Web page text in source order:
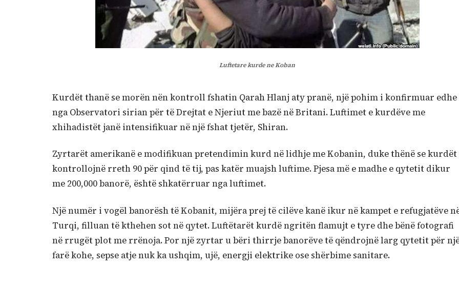
Luftetare kurde ne Koban
Kurdët thanë se morën nën kontroll fshatin Qarah Hlanj aty pranë, një pohim i konfirmuar edhe
nga Observatori sirian për të Drejtat e Njeriut me bazë në Britani. Luftimet e kurdëve me
xhihadistët janë intensifikuar në një fshat tjetër, Shiran.
Zyrtarët amerikanë e modifikuan pretendimin kurd në lidhje me Kobanin, duke thënë se kurdët
kontrollojnë rreth 90 për qind të tij, pas katër muajsh luftime. Pjesa më e madhe e qytetit dikur
me 200,000 banorë, është shkatërruar nga luftimet.
Një numër i vogël banorësh të Kobanit, mijëra prej të cilëve kanë ikur në kampet e refugjatëve
Turqi, filluan të kthehen sot në qytet. Luftëtarët kurdë ngritën flamujt e tyre dhe bënë fotografi
në rrugët plot me rrënoja. Por një zyrtar u bëri thirrje banorëve të qëndrojnë larg qytetit për
farë kohe, sepse atje nuk ka ushqim, ujë, energji elektrike ose shërbime sanitare.